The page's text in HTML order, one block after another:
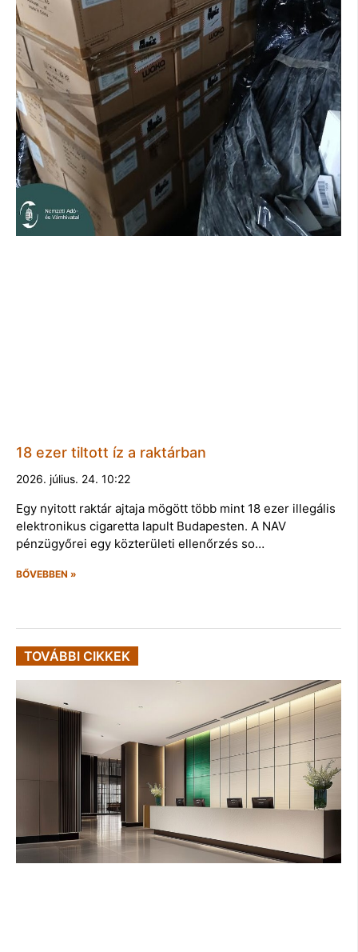
18 ezer tiltott íz a raktárban
2026. július. 24. 10:22
Egy nyitott raktár ajtaja mögött több mint 18 ezer illegális
elektronikus cigaretta lapult Budapesten. A NAV
pénzügyőrei egy közterületi ellenőrzés so…
BŐVEBBEN »
TOVÁBBI CIKKEK